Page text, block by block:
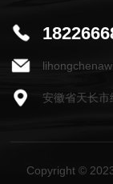
安徽省天长
Copyright ©